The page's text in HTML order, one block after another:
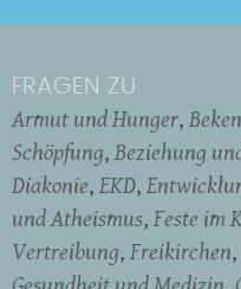
FRAGEN ZU
Armut und Hunger
Schöpfung Beziehung
Diakonie EKD
und Atheismus Feste im
Vertreibung Freikirchen